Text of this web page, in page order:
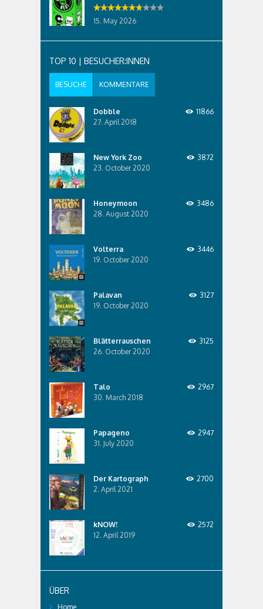
15. May 2026
TOP 10 | BESUCHER:INNEN
BESUCHE KOMMENTARE
Dobble
27. April 2018
11866
New York Zoo
23. October 2020
3872
Honeymoon
28. August 2020
3486
Volterra
19. October 2020
3446
Palavan
19. October 2020
3127
Blätterrauschen
26. October 2020
3125
Talo
30. March 2018
2967
Papageno
31. July 2020
2947
Der Kartograph
2. April 2021
2700
kNOW!
12. April 2019
2572
ÜBER
Home